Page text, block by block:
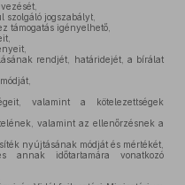
jogszabályt,
támogatás igényelhető,
rendjét, határidejét, a bírálat
valamint a kötelezettségek
valamint az ellenőrzésnek a
nyújtásának módját és mértékét,
időtartamára vonatkozó